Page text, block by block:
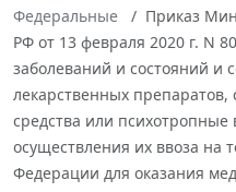
Федеральные
Приказ
РФ от 13 февраля 2020 г. N
заболеваний и состояний и
лекарственных
средства или психотропные
осуществления их ввоза на
Федерации для оказания